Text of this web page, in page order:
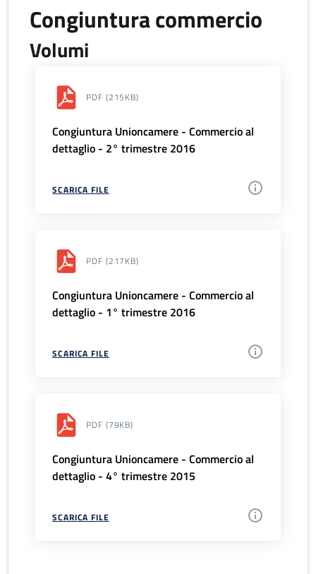
Congiuntura commercio
Volumi
PDF (215KB)
Congiuntura Unioncamere - Commercio al
dettaglio - 2° trimestre 2016
SCARICA FILE
PDF (217KB)
Congiuntura Unioncamere - Commercio al
dettaglio - 1° trimestre 2016
SCARICA FILE
PDF (79KB)
Congiuntura Unioncamere - Commercio al
dettaglio - 4° trimestre 2015
SCARICA FILE